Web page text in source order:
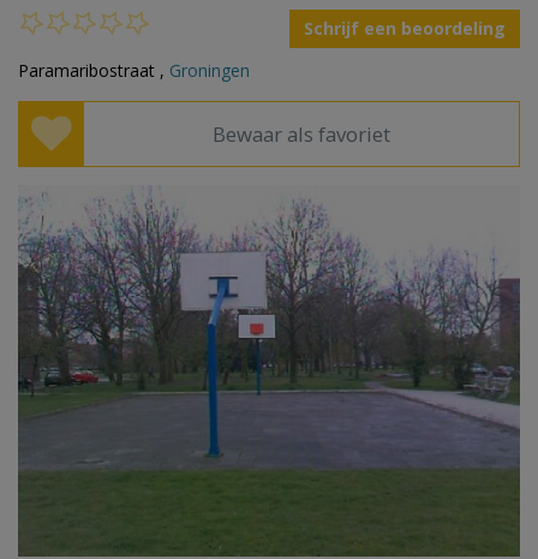
Schrijf een beoordeling
Paramaribostraat , Groningen
Bewaar als favoriet